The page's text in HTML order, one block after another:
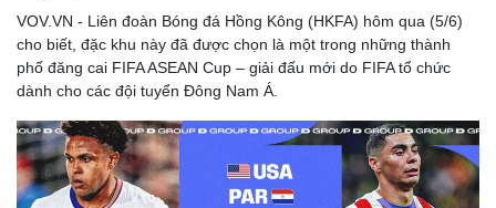
VOV.VN - Liên đoàn Bóng đá Hồng Kông (HKFA) hôm qua (5/6)
cho biết, đặc khu này đã được chọn là một trong những thành
phố đăng cai FIFA ASEAN Cup – giải đấu mới do FIFA tổ chức
dành cho các đội tuyển Đông Nam Á.